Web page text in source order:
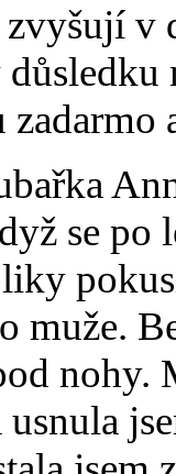
v
se
muže.
nohy.
usnula